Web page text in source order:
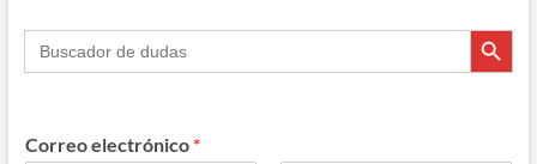
b
o
k
gr
a
a
ds
s
A
p
ar
Buscar: Botón de
Correo electrónico *